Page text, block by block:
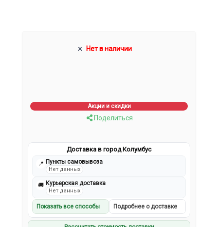
Нет в наличии
Акции и скидки
Поделиться
Доставка в город Колумбус
📍 Пункты самовывоза
Нет данных
🚚 Курьерская доставка
Нет данных
Показать все способы Подробнее о доставке